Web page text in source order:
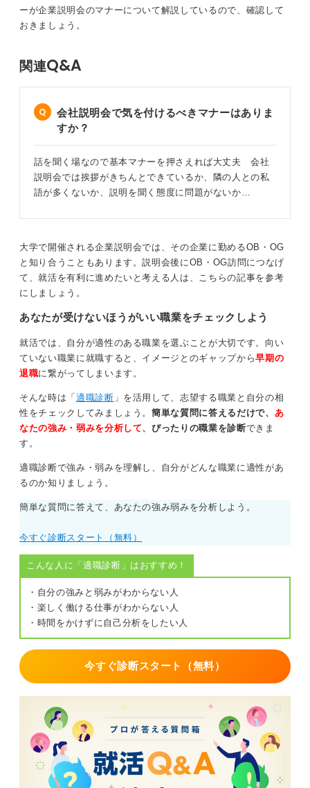
顔を覚えてもらえるくらい積極的に質問してみよう
様にスーツを着用しましょう。知らずに普段着で参加し
たり、ジャケットだけを羽織るような恰好では悪目立ち
してしまうので注意が必要です。
学内の企業説明会は、企業側も優秀な学生に出会う機会
ととらえています。顔を覚えてもらえるように、質問な
どを通して積極的にアピールしましょう。
0
ーが企業説明会のマナーについて解説しているので、確認して
おきましょう。
関連Q&A
会社説明会で気を付けるべきマナーはありま
すか？
話を聞く場なので基本マナーを押さえれば大丈夫 会社
説明会では挨拶がきちんとできているか、隣の人との私
語が多くないか、説明を聞く態度に問題がないか…
大学で開催される企業説明会では、その企業に勤めるOB・OG
と知り合うこともあります。説明会後にOB・OG訪問につなげ
て、就活を有利に進めたいと考える人は、こちらの記事を参考
にしましょう。
あなたが受けないほうがいい職業をチェックしよう
就活では、自分が適性のある職業を選ぶことが大切です。向い
ていない職業に就職すると、イメージとのギャップから早期の
退職に繋がってしまいます。
そんな時は「 適職診断 」を活用して、志望する職業と自分の相
性をチェックしてみましょう。簡単な質問に答えるだけで、 あ
なたの強み・弱みを分析して、ぴったりの職業を診断できま
す。
適職診断で強み・弱みを理解し、自分がどんな職業に適性があ
るのか知りましょう。
簡単な質問に答えて、あなたの強み弱みを分析しよう。
今すぐ診断スタート（無料）
こんな人に「適職診断」はおすすめ！
・自分の強みと弱みがわからない人
・楽しく働ける仕事がわからない人
・時間をかけずに自己分析をしたい人
今すぐ診断スタート（無料）